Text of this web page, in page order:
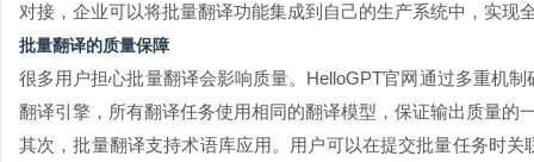
对接，企业可以将批量翻译功能集成到自己的生产系统中，实现
批量翻译的质量保障
很多用户担心批量翻译会影响质量。HelloGPT官网通过多重机
翻译引擎，所有翻译任务使用相同的翻译模型，保证输出质量的
其次，批量翻译支持术语库应用。用户可以在提交批量任务时